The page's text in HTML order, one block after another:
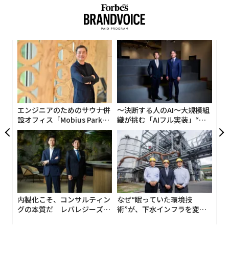
エンジニアのためのサウナ併
設オフィス「Mobius Park」
がオープン──タマディック
が健康経営を徹底する理由
〜決断する人のAI〜大規模組
織が挑む「AIフル実装」“使
う”企業から“動く”企業へ【N
TTドコモビジネス×PwC】
内製化こそ、コンサルティン
グの本質だ レバレジーズが
なぜ“眠っていた環境技
術”が、下水インフラを変え